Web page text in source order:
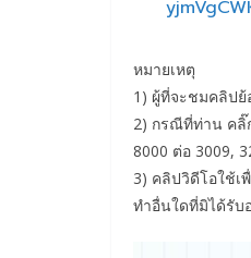
หมายเหตุ
1) ผู้ที่จะชมคลิปย้
2) กรณีที่ท่าน คลิ๊
8000 ต่อ 3009,
3) คลิปวิดีโอใช้
ทำอื่นใดที่มิได้รับ